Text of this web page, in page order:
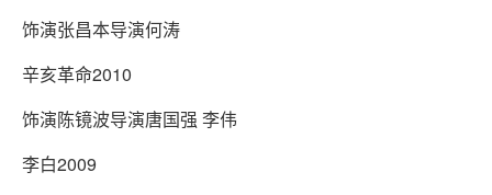
饰演张昌本导演何涛
辛亥革命2010
饰演陈镜波导演唐国强 李伟
李白2009